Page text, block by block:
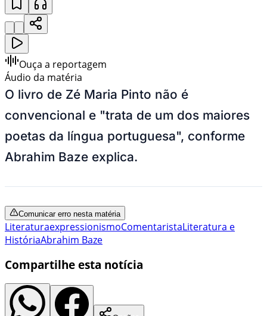
Ouça a reportagem
Áudio da matéria
O livro de Zé Maria Pinto não é
convencional e "trata de um dos maiores
poetas da língua portuguesa", conforme
Abrahim Baze explica.
Comunicar erro nesta matéria
LiteraturaexpressionismoComentaristaLiteratura e
HistóriaAbrahim Baze
Compartilhe esta notícia